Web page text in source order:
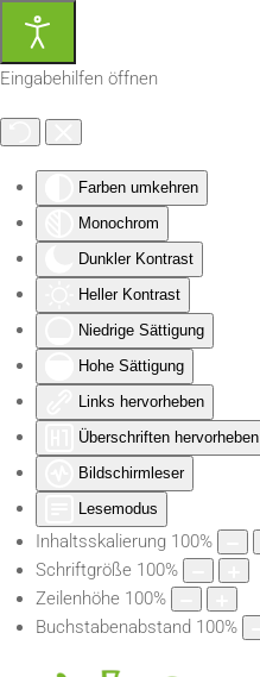
Eingabehilfen öffnen
Farben umkehren
Monochrom
Dunkler Kontrast
Heller Kontrast
Niedrige Sättigung
Hohe Sättigung
Links hervorheben
Überschriften hervorheben
Bildschirmleser
Lesemodus
Inhaltsskalierung 100%
Schriftgröße 100%
Zeilenhöhe 100%
Buchstabenabstand 100%
Zum Hauptinhalt springen